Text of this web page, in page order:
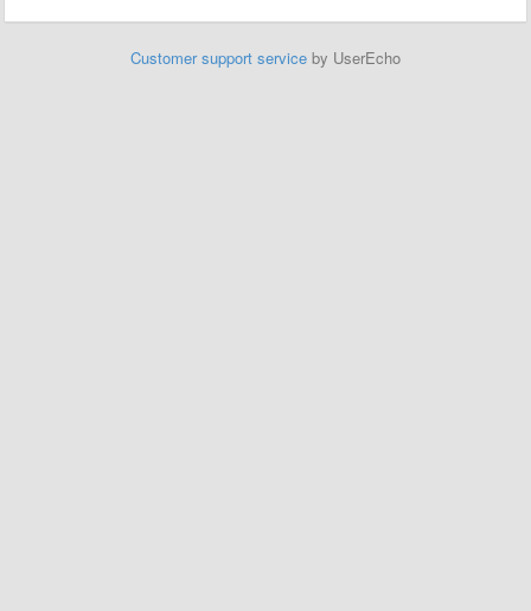
Customer support service by UserEcho